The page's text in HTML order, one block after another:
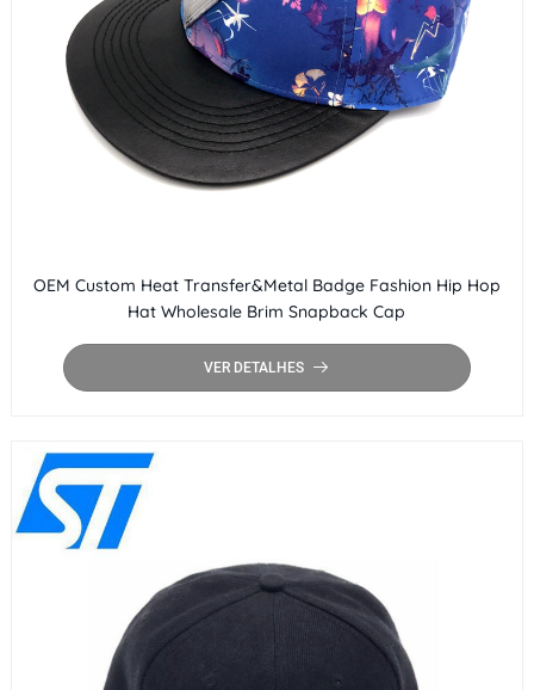
OEM Custom Heat Transfer&Metal Badge Fashion Hip Hop
Hat Wholesale Brim Snapback Cap
VER DETALHES